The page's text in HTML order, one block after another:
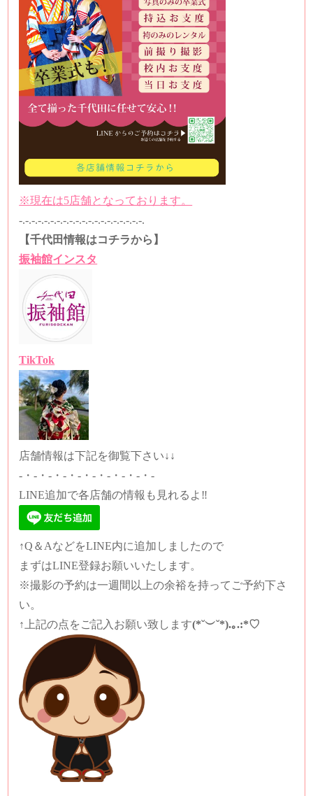
※現在は5店舗となっております。
-.-.-.-.-.-.-.-.-.-.-.-.-.-.-.-.-.-.-.-.
【千代田情報はコチラから】
振袖館インスタ
TikTok
店舗情報は下記を御覧下さい↓↓
-・-・-・-・-・-・-・-・-・-
LINE追加で各店舗の情報も見れるよ‼️
↑Q＆AなどをLINE内に追加しましたので
まずはLINE登録お願いいたします。
※撮影の予約は一週間以上の余裕を持ってご予約下さ
い。
↑上記の点をご記入お願い致します(*˘︶˘*).｡.:*♡